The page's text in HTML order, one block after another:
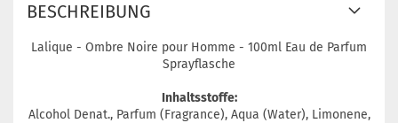
BESCHREIBUNG
Lalique - Ombre Noire pour Homme - 100ml Eau de Parfum
Sprayflasche
Inhaltsstoffe:
Alcohol Denat., Parfum (Fragrance), Aqua (Water), Limonene,